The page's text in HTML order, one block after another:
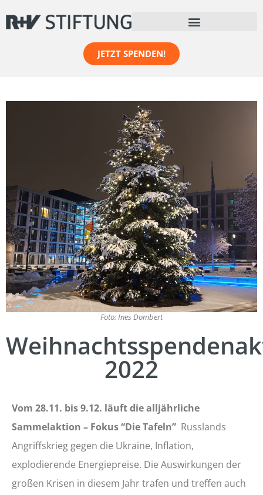
JETZT SPENDEN!
Foto: Ines Dombert
2022
Vom 28.11. bis 9.12. läuft die alljährliche
Sammelaktion – Fokus “Die Tafeln” Russlands
Angriffskrieg gegen die Ukraine, Inflation,
explodierende Energiepreise. Die Auswirkungen der
großen Krisen in diesem Jahr trafen und treffen auch